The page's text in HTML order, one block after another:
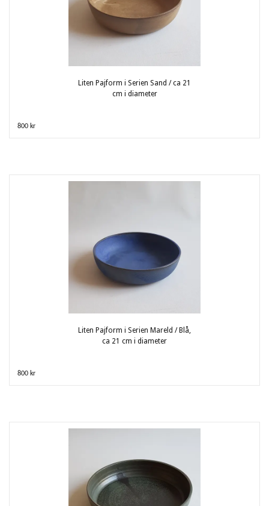
Liten Pajform i Serien Sand / ca 21
cm i diameter
800 kr
Liten Pajform i Serien Mareld / Blå,
ca 21 cm i diameter
800 kr